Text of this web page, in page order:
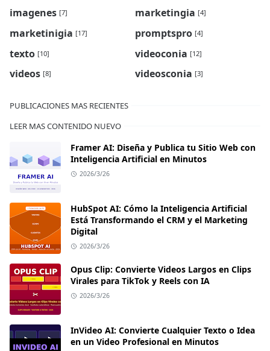
imagenes [7] marketingia [4]
marketinigia [17] promptspro [4]
texto [10] videoconia [12]
videos [8] videosconia [3]
PUBLICACIONES MAS RECIENTES
LEER MAS CONTENIDO NUEVO
Framer AI: Diseña y Publica tu Sitio Web con
Inteligencia Artificial en Minutos
2026/3/26
HubSpot AI: Cómo la Inteligencia Artificial
Está Transformando el CRM y el Marketing
Digital
2026/3/26
Opus Clip: Convierte Videos Largos en Clips
Virales para TikTok y Reels con IA
2026/3/26
InVideo AI: Convierte Cualquier Texto o Idea
en un Video Profesional en Minutos